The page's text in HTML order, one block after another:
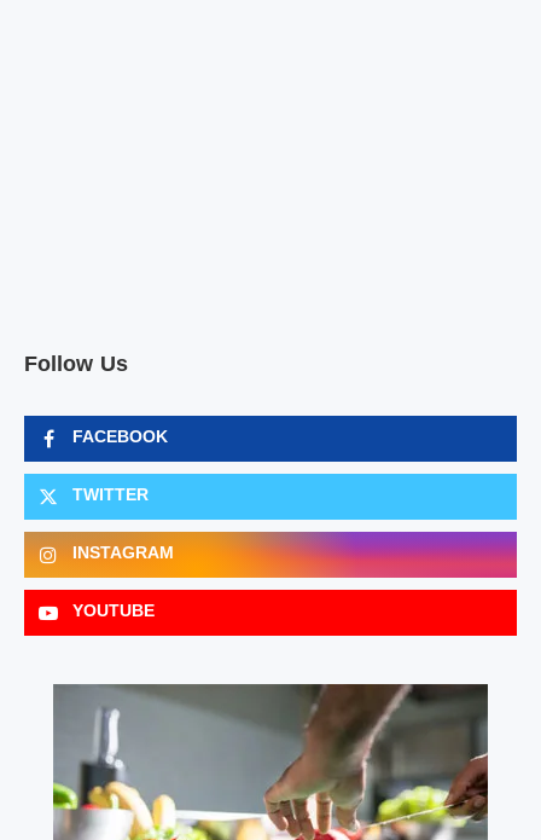
Follow Us
FACEBOOK
TWITTER
INSTAGRAM
YOUTUBE